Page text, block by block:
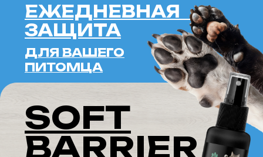
ERID: 2VTZQWJHFHW
ИМЕНА ДЛЯ
СОБАК-ДЕВОЧЕК